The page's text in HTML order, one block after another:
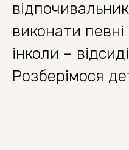
виконати певні
інколи –
Розберімося